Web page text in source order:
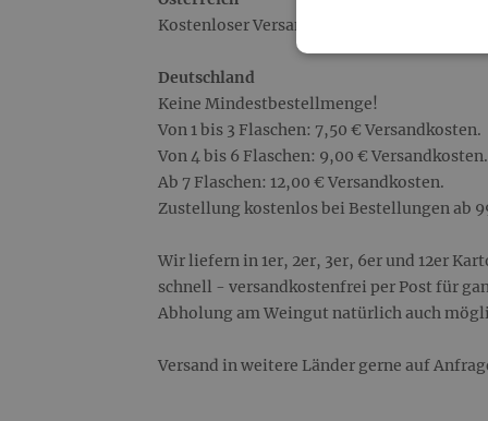
Kostenloser Versand für alle Bestellungen.
Deutschland
Keine Mindestbestellmenge!
Von 1 bis 3 Flaschen: 7,50 € Versandkosten.
Von 4 bis 6 Flaschen: 9,00 € Versandkosten.
Ab 7 Flaschen: 12,00 € Versandkosten.
Zustellung kostenlos bei Bestellungen ab
Wir liefern in 1er, 2er, 3er, 6er und 12er
schnell - versandkostenfrei per Post für
Abholung am Weingut natürlich auch
Versand in weitere Länder gerne auf